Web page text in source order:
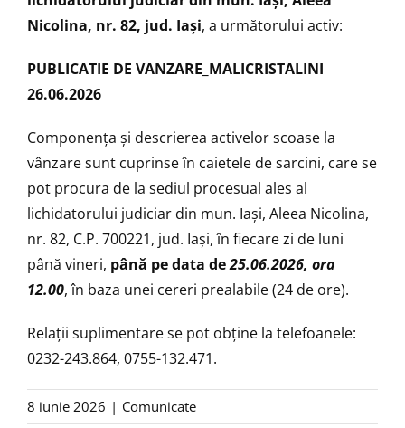
Nicolina, nr. 82, jud. Iași, a următorului activ:
PUBLICATIE DE VANZARE_MALICRISTALINI
26.06.2026
Componenţa şi descrierea activelor scoase la
vânzare sunt cuprinse în caietele de sarcini, care se
pot procura de la sediul procesual ales al
lichidatorului judiciar din mun. Iaşi, Aleea Nicolina,
nr. 82, C.P. 700221, jud. Iaşi, în fiecare zi de luni
până vineri, până pe data de25.06.2026, ora
12.00, în baza unei cereri prealabile (24 de ore).
Relaţii suplimentare se pot obţine la telefoanele:
0232-243.864, 0755-132.471.
8 iunie 2026 | Comunicate